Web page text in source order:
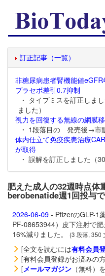
訂正記事（一覧）
非糖尿病患者腎機能値
プラセボ差引0.7抑制
・ タイプミスを訂正しま
ました）
視力を回復する無線の網膜
・ 1段落目の 発売後→市
体内仕立て免疫疾患治療
が取得
・ 誤解を訂正しました（
肥えた成人の32週時点体
berobenatide週1回投与
2026-06-09 - PfizerのGLP-1
PF-08653944）皮下注射で
16%減りました。
(3 段落, 350
[全文を読むには有料会員
[有料会員登録がお済みの
[メールマガジン （無料）